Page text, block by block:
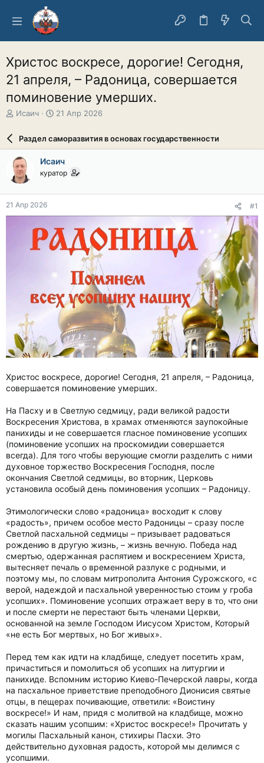
Христос воскресе, дорогие! Сегодня,
21 апреля, – Радоница, совершается
поминовение умерших.
А
о
р
т
е
м
ы
Исаич
Д
а
а
ч
л
21 Апр 2026
Раздел саморазвития в основах государственности
Исаич
куратор
21 Апр 2026 #1
Христос воскресе, дорогие! Сегодня, 21 апреля, – Радоница,
совершается поминовение умерших.
На Пасху и в Светлую седмицу, ради великой радости
Воскресения Христова, в храмах отменяются заупокойные
панихиды и не совершается гласное поминовение усопших
(поминовение усопших на проскомидии совершается
всегда). Для того чтобы верующие смогли разделить с ними
духовное торжество Воскресения Господня, после
окончания Светлой седмицы, во вторник, Церковь
установила особый день поминовения усопших – Радоницу.
Этимологически слово «радоница» восходит к слову
«радость», причем особое место Радоницы – сразу после
Светлой пасхальной седмицы – призывает радоваться
рождению в другую жизнь, – жизнь вечную. Победа над
смертью, одержанная распятием и воскресением Христа,
вытесняет печаль о временной разлуке с родными, и
поэтому мы, по словам митрополита Антония Сурожского, «с
верой, надеждой и пасхальной уверенностью стоим у гроба
усопших». Поминовение усопших отражает веру в то, что они
и после смерти не перестают быть членами Церкви,
основанной на земле Господом Иисусом Христом, Который
«не есть Бог мертвых, но Бог живых».
Перед тем как идти на кладбище, следует посетить храм,
причаститься и помолиться об усопших на литургии и
панихиде. Вспомним историю Киево-Печерской лавры, когда
на пасхальное приветствие преподобного Дионисия святые
отцы, в пещерах почивающие, ответили: «Воистину
воскресе!» И нам, придя с молитвой на кладбище, можно
сказать нашим усопшим: «Христос воскресе!» Прочитать у
могилы Пасхальный канон, стихиры Пасхи. Это
действительно духовная радость, которой мы делимся с
усопшими.